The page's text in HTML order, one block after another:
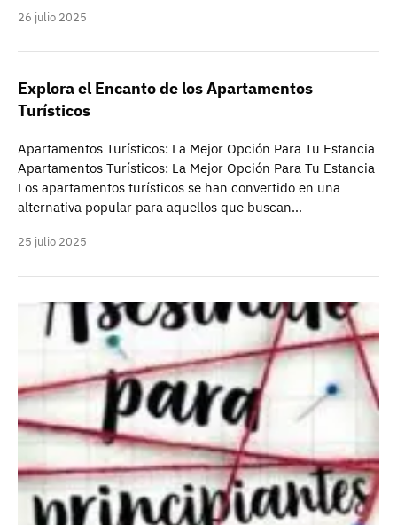
26 julio 2025
Explora el Encanto de los Apartamentos
Turísticos
Apartamentos Turísticos: La Mejor Opción Para Tu Estancia
Apartamentos Turísticos: La Mejor Opción Para Tu Estancia
Los apartamentos turísticos se han convertido en una
alternativa popular para aquellos que buscan…
25 julio 2025